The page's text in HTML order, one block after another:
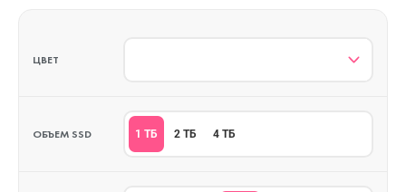
ЦВЕТ
ОБЪЕМ SSD 1 ТБ 2 ТБ 4 ТБ